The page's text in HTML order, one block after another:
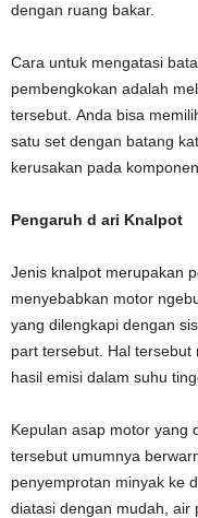
dengan ruang bakar.
Cara untuk mengatasi
pembengkokan adalah
tersebut. Anda bisa
satu set dengan batang
kerusakan pada
Pengaruh d ari Knalpot
Jenis knalpot merupakan
menyebabkan motor
yang dilengkapi dengan
part tersebut. Hal
hasil emisi dalam suhu
Kepulan asap motor yang
tersebut umumnya
penyemprotan minyak ke
diatasi dengan mudah, air